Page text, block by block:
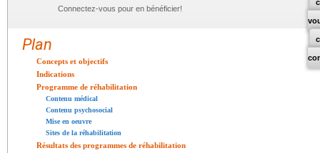
Connectez-vous pour en bénéficier!
Plan
Concepts et objectifs
Indications
Programme de réhabilitation
Contenu médical
Contenu psychosocial
Mise en oeuvre
Sites de la réhabilitation
Résultats des programmes de réhabilitation